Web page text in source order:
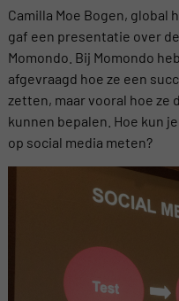
Camilla Moe Bogen, global
gaf een presentatie over
Momondo. Bij Momondo
afgevraagd hoe ze een
zetten, maar vooral hoe ze
kunnen bepalen. Hoe kun
op social media meten?